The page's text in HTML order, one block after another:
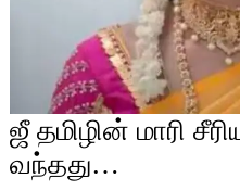
ஜீ தமிழின் மாரி
வந்தது…